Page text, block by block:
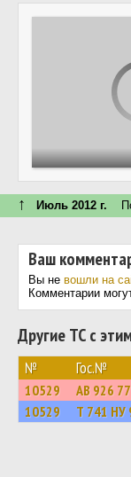
↑ Июль 2012 г.
Ваш
Вы не вошли на
Комментарии
Другие ТС с
№ Гос.№
10529 АВ 926 77
10529 Т 741 НУ